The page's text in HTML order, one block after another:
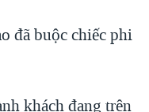
đã buộc chiếc phi
khách đang trên